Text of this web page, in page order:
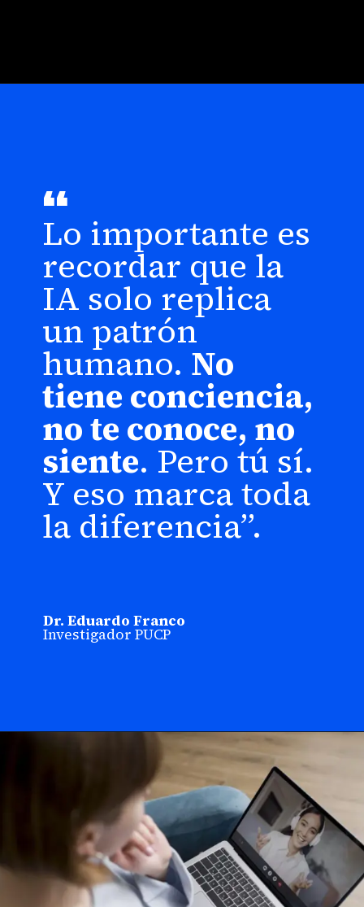
Lo importante es
recordar que la
IA solo replica
un patrón
humano. No
tiene conciencia,
no te conoce, no
siente. Pero tú sí.
Y eso marca toda
la diferencia”.
Dr. Eduardo Franco
Investigador PUCP
“